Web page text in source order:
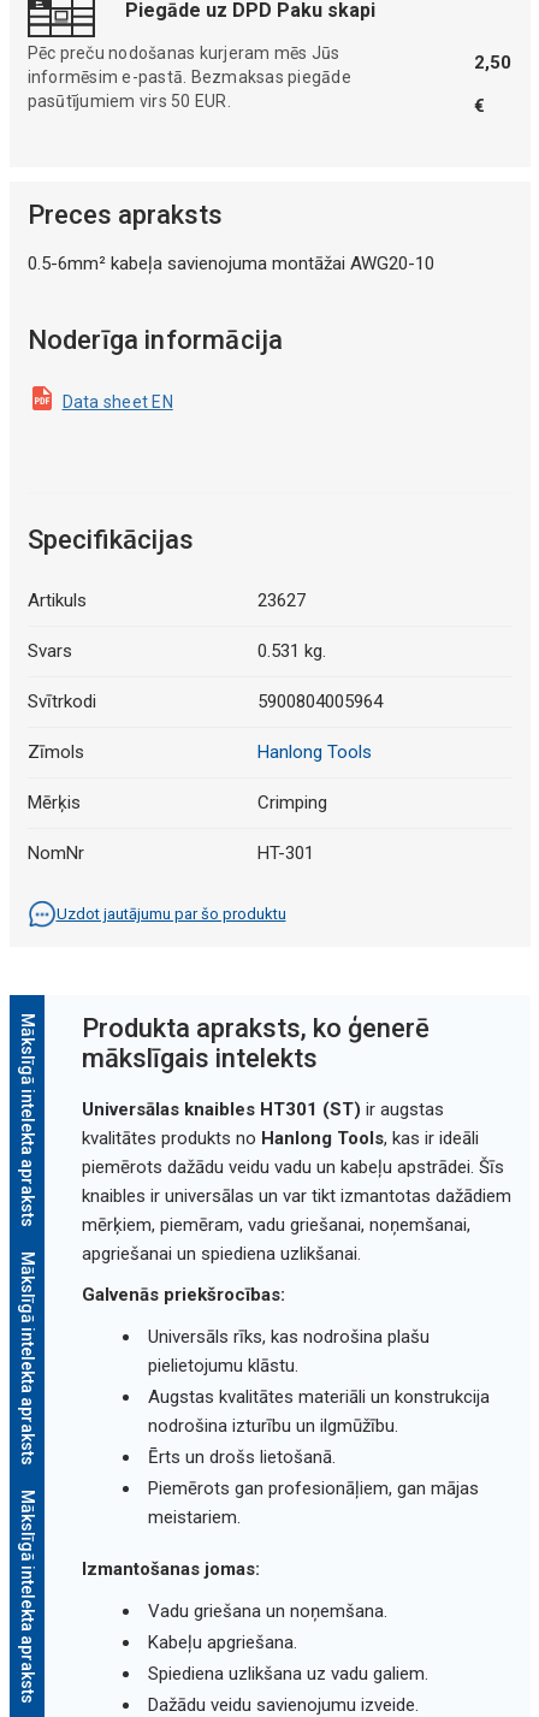
Piegāde uz DPD Paku skapi
Pēc preču nodošanas kurjeram mēs Jūs
informēsim e-pastā. Bezmaksas piegāde
pasūtījumiem virs 50 EUR.
2,50
€
Preces apraksts
0.5-6mm² kabeļa savienojuma montāžai AWG20-10
Noderīga informācija
Data sheet EN
Specifikācijas
Artikuls 23627
Svars 0.531 kg.
Svītrkodi 5900804005964
Zīmols Hanlong Tools
Mērķis Crimping
NomNr HT-301
Uzdot jautājumu par šo produktu
Mākslīgā intelekta apraksts
Mākslīgā intelekta apraksts
Mākslīgā intelekta apraksts
Produkta apraksts, ko ģenerē
mākslīgais intelekts
Universālas knaibles HT301 (ST) ir augstas
kvalitātes produkts no Hanlong Tools, kas ir ideāli
piemērots dažādu veidu vadu un kabeļu apstrādei. Šīs
knaibles ir universālas un var tikt izmantotas dažādiem
mērķiem, piemēram, vadu griešanai, noņemšanai,
apgriešanai un spiediena uzlikšanai.
Galvenās priekšrocības:
Universāls rīks, kas nodrošina plašu
pielietojumu klāstu.
Augstas kvalitātes materiāli un konstrukcija
nodrošina izturību un ilgmūžību.
Ērts un drošs lietošanā.
Piemērots gan profesionāļiem, gan mājas
meistariem.
Izmantošanas jomas:
Vadu griešana un noņemšana.
Kabeļu apgriešana.
Spiediena uzlikšana uz vadu galiem.
Dažādu veidu savienojumu izveide.